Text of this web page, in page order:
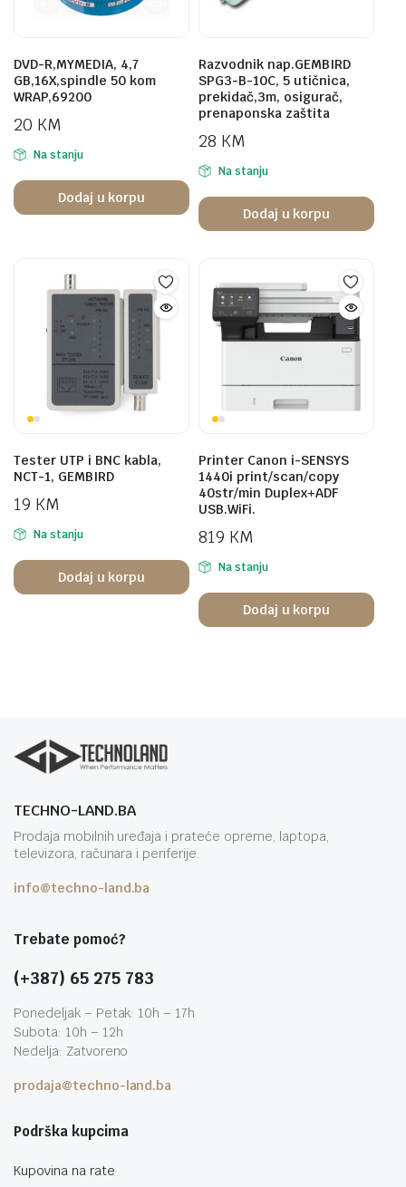
DVD-R,MYMEDIA, 4,7
GB,16X,spindle 50 kom
WRAP,69200
20 KM
Na stanju
Dodaj u korpu
Razvodnik nap.GEMBIRD
SPG3-B-10C, 5 utičnica,
prekidač,3m, osigurač,
prenaponska zaštita
28 KM
Na stanju
Dodaj u korpu
Tester UTP i BNC kabla,
NCT-1, GEMBIRD
19 KM
Na stanju
Dodaj u korpu
Printer Canon i-SENSYS
1440i print/scan/copy
40str/min Duplex+ADF
USB.WiFi.
819 KM
Na stanju
Dodaj u korpu
TECHNO-LAND.BA
Prodaja mobilnih uređaja i prateće opreme, laptopa,
televizora, računara i periferije.
info@techno-land.ba
Trebate pomoć?
(+387) 65 275 783
Ponedeljak – Petak: 10h – 17h
Subota: 10h – 12h
Nedelja: Zatvoreno
prodaja@techno-land.ba
Podrška kupcima
Kupovina na rate